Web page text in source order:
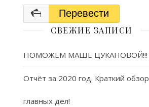
Перевести
СВЕЖИЕ ЗАПИСИ
ПОМОЖЕМ МАШЕ ЦУКАНОВОЙ!!!
Отчёт за 2020 год. Краткий обзор
главных дел!